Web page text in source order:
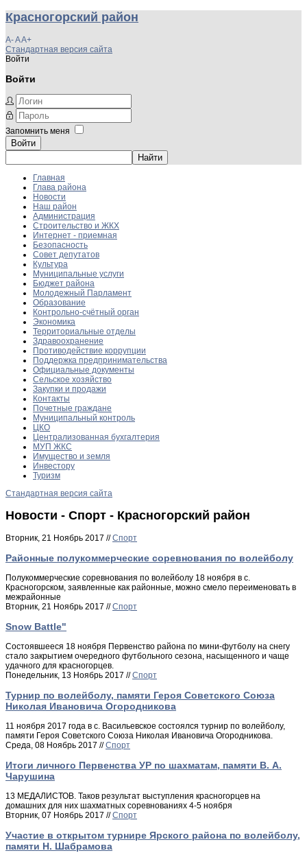
Красногорский район
A-AA+
Стандартная версия сайта
Войти
Войти
Запомнить меня
Войти
Главная
Глава района
Новости
Наш район
Администрация
Строительство и ЖКХ
Интернет - приемная
Безопасность
Совет депутатов
Культура
Муниципальные услуги
Бюджет района
Молодежный Парламент
Образование
Контрольно-счётный орган
Экономика
Территориальные отделы
Здравоохранение
Противодействие коррупции
Поддержка предпринимательства
Официальные документы
Сельское хозяйство
Закупки и продажи
Контакты
Почетные граждане
Муниципальный контроль
ЦКО
Централизованная бухгалтерия
МУП ЖКС
Имущество и земля
Инвестору
Туризм
Стандартная версия сайта
Новости - Спорт - Красногорский район
Вторник, 21 Ноябрь 2017 //Спорт
Районные полукоммерческие соревнования по волейболу
Полукоммерческие соревнования по волейболу 18 ноября в с.
Красногорском, заявленные как районные, можно смело переименовать в
межрайонные
Вторник, 21 Ноябрь 2017 //Спорт
Snow Battle"
Состоявшееся 18 ноября Первенство района по мини-футболу на снегу
стало закрытием очередного футбольного сезона, насыщенного и чаще
удачного для красногорцев.
Понедельник, 13 Ноябрь 2017 //Спорт
Турнир по волейболу, памяти Героя Советского Союза
Николая Ивановича Огородникова
11 ноября 2017 года в с. Васильевское состоялся турнир по волейболу,
памяти Героя Советского Союза Николая Ивановича Огородникова.
Среда, 08 Ноябрь 2017 //Спорт
Итоги личного Первенства УР по шахматам, памяти В. А.
Чарушина
13 МЕДАЛИСТОВ. Таков результат выступления красногорцев на
домашних для них шахматных соревнованиях 4-5 ноября
Вторник, 07 Ноябрь 2017 //Спорт
Участие в открытом турнире Ярского района по волейболу,
памяти Н. Шабрамова